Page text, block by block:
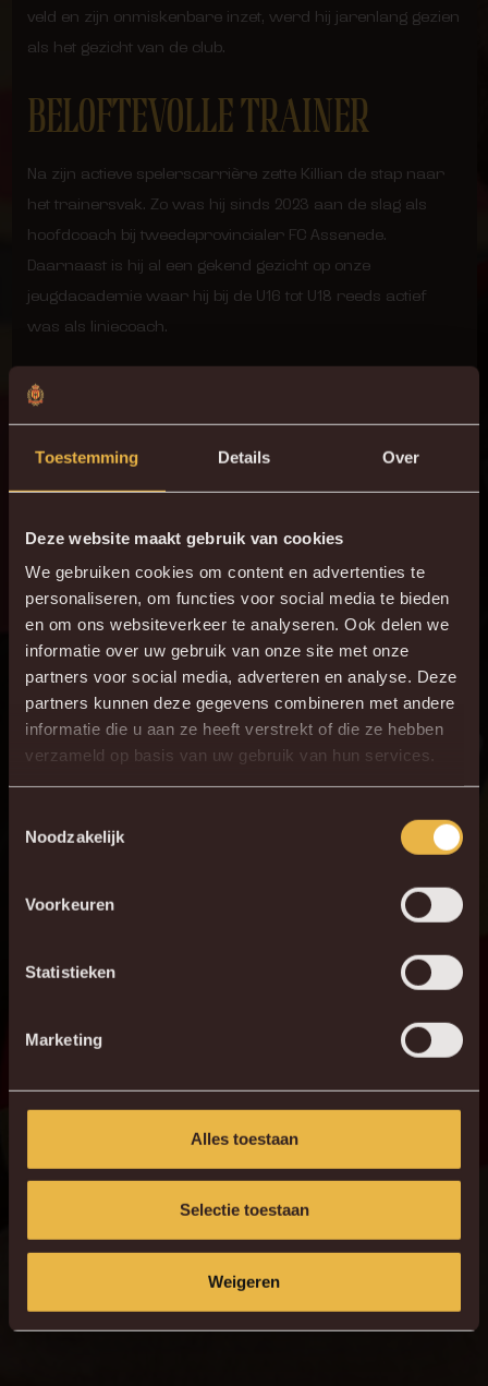
Toestemming Details Over
Deze website maakt gebruik van cookies
We gebruiken cookies om content en advertenties te
personaliseren, om functies voor social media te bieden
en om ons websiteverkeer te analyseren. Ook delen we
informatie over uw gebruik van onze site met onze
partners voor social media, adverteren en analyse. Deze
partners kunnen deze gegevens combineren met andere
informatie die u aan ze heeft verstrekt of die ze hebben
verzameld op basis van uw gebruik van hun services.
Noodzakelijk
Voorkeuren
Statistieken
Marketing
Alles toestaan
Selectie toestaan
Weigeren
veld en zijn onmiskenbare inzet, werd hij jarenlang gezien
als het gezicht van de club.
BELOFTEVOLLE TRAINER
Na zijn actieve spelerscarrière zette Killian de stap naar
het trainersvak. Zo was hij sinds 2023 aan de slag als
hoofdcoach bij tweedeprovincialer FC Assenede.
Daarnaast is hij al een gekend gezicht op onze
jeugdacademie waar hij bij de U16 tot U18 reeds actief
was als liniecoach.
“Met Overmeire aan het roer wil KV Mechelen de stappen
blijven zetten naar een meer doorgedreven opleiding van
jonge spelers die kunnen doorstromen naar het eerste
KV Mechelen bedankt Pieter-Jan Monteyne voor de
afgelopen twee seizoenen en wenst hem veel succes in
zijn verdere carrière. Tegelijkertijd kijkt de club met veel
vertrouwen uit naar de samenwerking met Killian
Overmeire.
Welkom bij Malinwa, Killian!